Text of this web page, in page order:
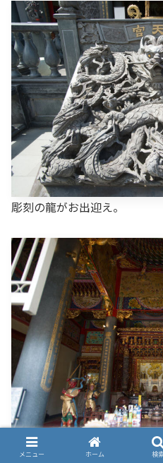
彫刻の龍がお出迎え。
本殿の内部にも巧妙な装飾が
メニュー ホーム 検